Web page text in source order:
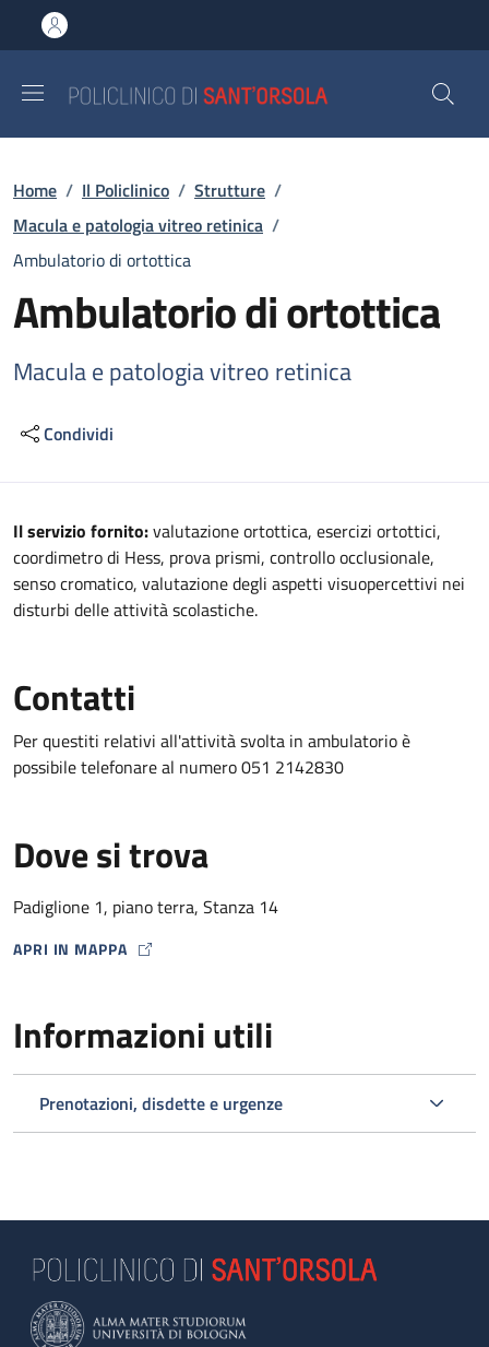
al contenuto principale
to footer content
Briciole di pane
Home / Il Policlinico / Strutture /
Macula e patologia vitreo retinica /
Ambulatorio di ortottica
Ambulatorio di ortottica
Macula e patologia vitreo retinica
Condividi
Descrizione
Il servizio fornito:valutazione ortottica, esercizi ortottici,
coordimetro di Hess, prova prismi, controllo occlusionale,
senso cromatico, valutazione degli aspetti visuopercettivi nei
disturbi delle attività scolastiche.
Contatti
Per questiti relativi all'attività svolta in ambulatorio è
possibile telefonare al numero 051 2142830
Dove si trova
Padiglione 1, piano terra, Stanza 14
APRI IN MAPPA
MAP ICON
Informazioni utili
Prenotazioni, disdette e urgenze